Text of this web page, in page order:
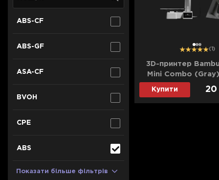
ABS-CF
ABS-GF
ASA-CF
BVOH
CPE
ABS
Показати більше фільтрів
12 3 (1)
3D-принтер
Mini Combo
Купити 20